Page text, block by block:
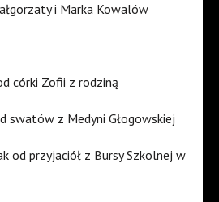
i Marka Kowalów
córki Zofii z rodziną
swatów z Medyni Głogowskiej
od przyjaciół z Bursy Szkolnej w